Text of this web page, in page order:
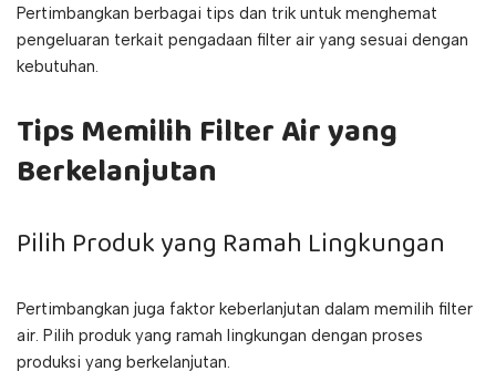
Pertimbangkan berbagai tips dan trik untuk menghemat
pengeluaran terkait pengadaan filter air yang sesuai dengan
kebutuhan.
Tips Memilih Filter Air yang
Berkelanjutan
Pilih Produk yang Ramah Lingkungan
Pertimbangkan juga faktor keberlanjutan dalam memilih filter
air. Pilih produk yang ramah lingkungan dengan proses
produksi yang berkelanjutan.